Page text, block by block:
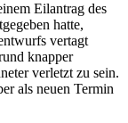
Eilantrag des
hatte,
vertagt
knapper
verletzt zu sein.
als neuen Termin